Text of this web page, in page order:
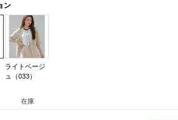
ン
ライトベージ
ュ（033）
在庫